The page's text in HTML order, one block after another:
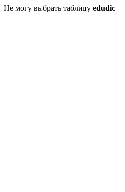
Не могу выбрать таблицу edudic